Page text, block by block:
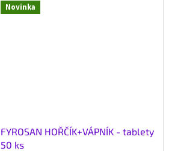
Novinka
FYROSAN HOŘČÍK+VÁPNÍK - tablety
50 ks